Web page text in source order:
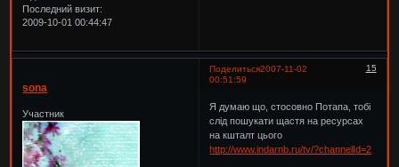
Последний визит:
2009-10-01 00:44:47
Поделиться 15
2007-11-02
00:51:59
sona
Участник
Я думаю що, стосовно Потапа, тобі
слід пошукати щастя на ресурсах
на кшталт цього
http://www.indarnb.ru/tv/?channelId=2